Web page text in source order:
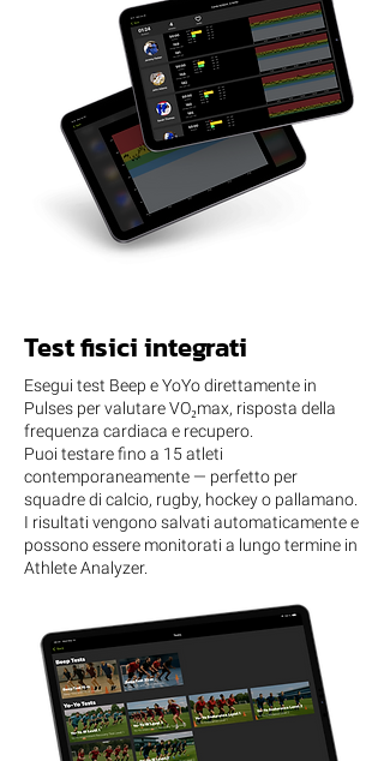
Test fisici integrati
Esegui test Beep e YoYo direttamente in
Pulses per valutare VO₂max, risposta della
frequenza cardiaca e recupero.
Puoi testare fino a 15 atleti
contemporaneamente — perfetto per
squadre di calcio, rugby, hockey o pallamano.
I risultati vengono salvati automaticamente e
possono essere monitorati a lungo termine in
Athlete Analyzer.